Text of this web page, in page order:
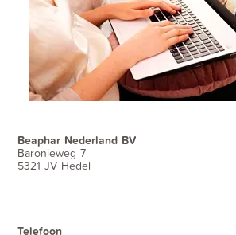
Beaphar Nederland BV
Baronieweg 7
5321 JV Hedel
Telefoon